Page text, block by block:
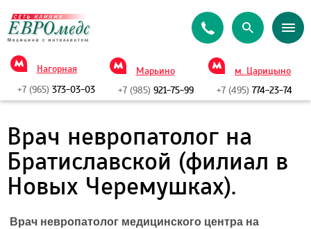
Нагорная
+7 (965) 373-03-03
Марьино
+7 (985)921-75-99
м. Царицыно
+7 (495) 774-23-74
Врач невропатолог на
Братиславской (филиал в
Новых Черемушках).
Врач невропатолог медицинского центра на